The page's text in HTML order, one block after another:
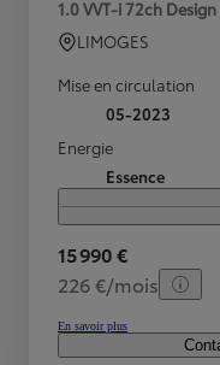
1.0 VVT-i 72ch Design
LIMOGES
Mise en circulation
05-2023
Energie
Essence
15 990 €
226 €/mois
En savoir plus